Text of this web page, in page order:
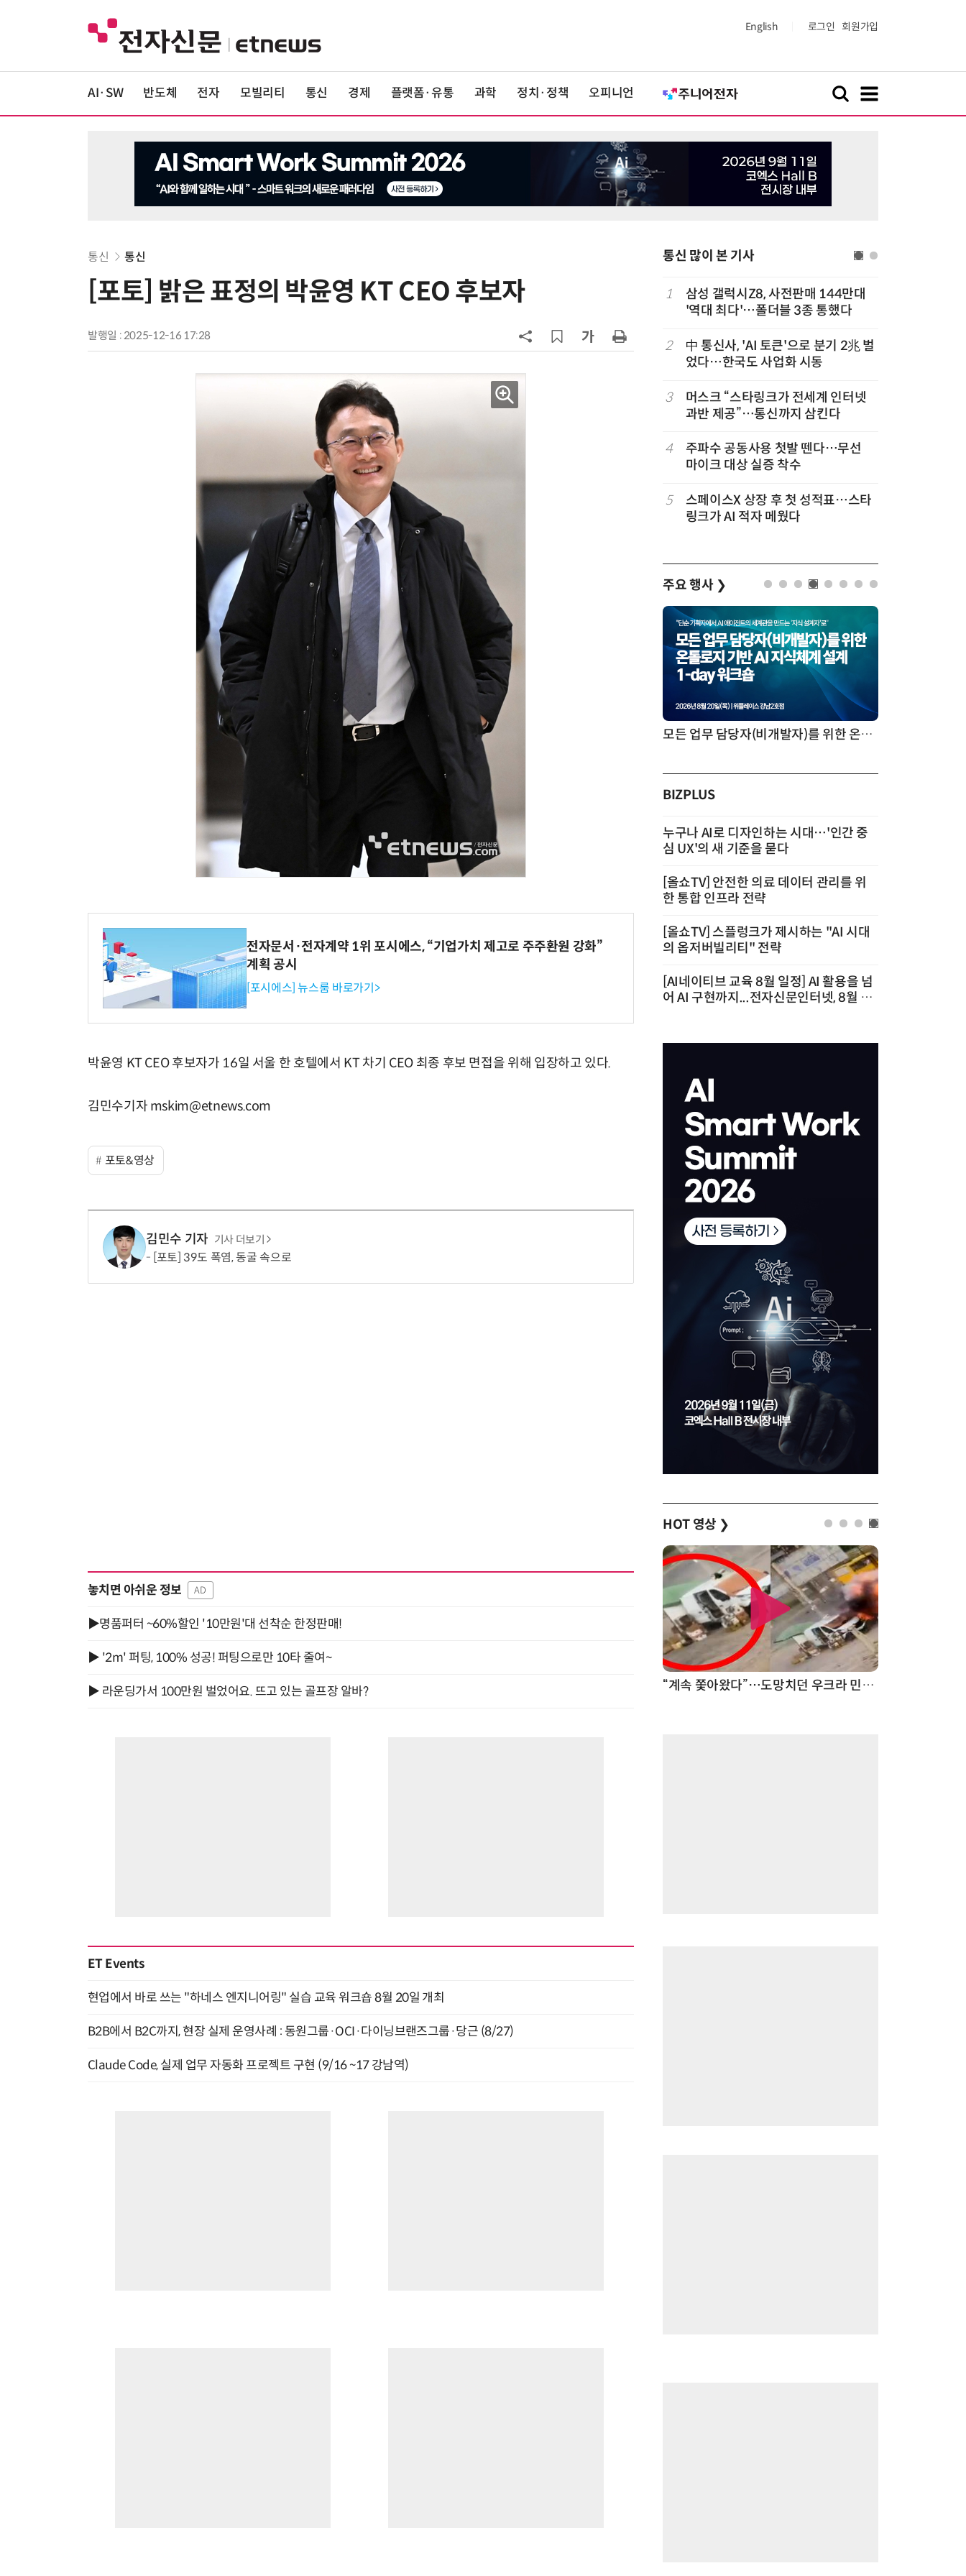
English 로그인 회원가입
AI·SW 반도체 전자 모빌리티 통신 경제 플랫폼·유통 과학 정치·정책 오피니언
통신 통신
[포토] 밝은 표정의 박윤영 KT CEO 후보자
발행일 : 2025-12-16 17:28
전자문서·전자계약 1위 포시에스, “기업가치 제고로 주주환원 강화”
계획 공시
[포시에스] 뉴스룸 바로가기>
박윤영 KT CEO 후보자가 16일 서울 한 호텔에서 KT 차기 CEO 최종 후보 면접을 위해 입장하고 있다.
김민수기자 mskim@etnews.com
포토&영상
김민수 기자 기사 더보기
[포토] 39도 폭염, 동굴 속으로
놓치면 아쉬운 정보 AD
▶명품퍼터 ~60%할인 '10만원'대 선착순 한정판매!
▶ '2m' 퍼팅, 100% 성공! 퍼팅으로만 10타 줄여~
▶ 라운딩가서 100만원 벌었어요. 뜨고 있는 골프장 알바?
ET Events
현업에서 바로 쓰는 "하네스 엔지니어링" 실습 교육 워크숍 8월 20일 개최
B2B에서 B2C까지, 현장 실제 운영사례 : 동원그룹·OCI·다이닝브랜즈그룹·당근 (8/27)
Claude Code, 실제 업무 자동화 프로젝트 구현 (9/16 ~17 강남역)
통신 많이 본 기사
6
중고폰 안심 인증 50곳 돌파…고객
韓 앱스토어 시장 5년 만에 38조
LGU+, AIDC에 2조 투자…“외부 조
달 없이 단계적 확장”
매출 2배 늘어
1
삼성 갤럭시Z8, 사전판매 144만대
'역대 최다'…폴더블 3종 통했다
2
中 통신사, 'AI 토큰'으로 분기 2兆 벌
었다…한국도 사업화 시동
3
머스크 “스타링크가 전세계 인터넷
과반 제공”…통신까지 삼킨다
4
주파수 공동사용 첫발 뗀다…무선
마이크 대상 실증 착수
5
스페이스X 상장 후 첫 성적표…스타
링크가 AI 적자 메웠다
주요 행사 ❯
AI 시대의 의사결정을 바꾸는 수리최적화(Optimization): 실제 산업 적용 사례와 활용 전략
BIZPLUS
누구나 AI로 디자인하는 시대…'인간 중
심 UX'의 새 기준을 묻다
[올쇼TV] 안전한 의료 데이터 관리를 위
한 통합 인프라 전략
[올쇼TV] 스플렁크가 제시하는 "AI 시대
의 옵저버빌리티" 전략
[AI네이티브 교육 8월 일정] AI 활용을 넘
어 AI 구현까지...전자신문인터넷, 8월 실
HOT 영상 ❯
진정한 우정?…친구 구하려다 둘 다 의자 틈에 목이 낀 순간